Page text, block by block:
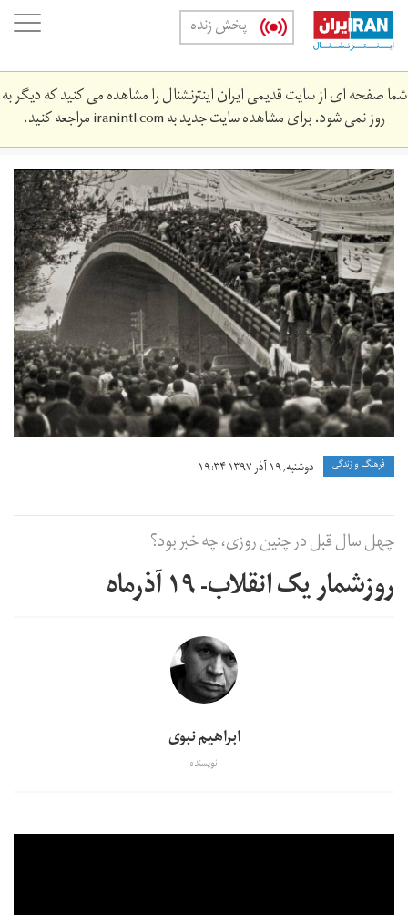
Skip
main
content
پخش زنده
شما صفحه ای از سایت قدیمی ایران اینترنشنال را مشاهده می کنید که دیگر به
روز نمی شود. برای مشاهده سایت جدید بهiranintl.comمراجعه کنید.
تظاهرات
تاسوعای
۵۷
در
تهران
فرهنگ و زندگی دوشنبه, ۱۹ آذر ۱۳۹۷ ۱۹:۳۴
چهل سال قبل در چنین روزی، چه خبر بود؟
روزشمار یک انقلاب- ۱۹ آذرماه
ابراهیم نبوی
نویسنده